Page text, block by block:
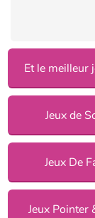
Jeux de
Jeux De
Jeux Pointer